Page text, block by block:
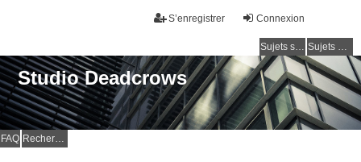
Connexion
S’enregistrer
Sujets sans réponse Sujets actifs
Studio Deadcrows
FAQ Rechercher